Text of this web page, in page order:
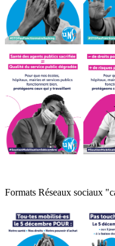
Formats Réseaux sociaux